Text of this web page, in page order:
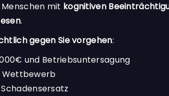
Menschen mit kognitiven
.
gegen Sie vorgehen:
und Betriebsuntersagung
Wettbewerb